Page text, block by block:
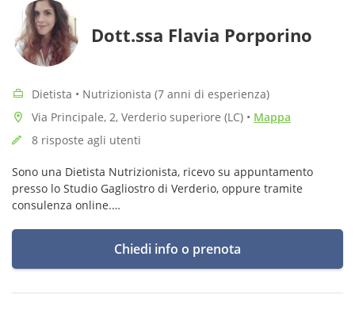
Dott.ssa Flavia Porporino
Dietista • Nutrizionista (7 anni di esperienza)
Via Principale, 2, Verderio superiore (LC) • Mappa
8 risposte agli utenti
Sono una Dietista Nutrizionista, ricevo su appuntamento
presso lo Studio Gagliostro di Verderio, oppure tramite
consulenza online.
Chiedi info o prenota